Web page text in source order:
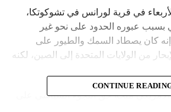
في قرية لورانس في تشوكوتكا،
بسبب عبوره الحدود على نحو غير
كان يصطاد السمك والطيور على
من الولايات المتحدة إلى الصين، لكنه
منحه حق اللجوء السياسي على
CONTINUE